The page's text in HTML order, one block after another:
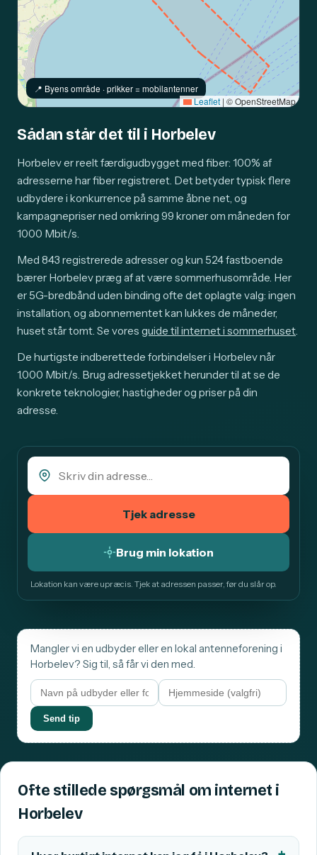
📍️ Byens område · prikker = mobilantenner
Leaflet | © OpenStreetMap
Sådan står det til i Horbelev
Horbelev er reelt færdigudbygget med fiber: 100% af
adresserne har fiber registreret. Det betyder typisk flere
udbydere i konkurrence på samme åbne net, og
kampagnepriser ned omkring 99 kroner om måneden for
1000 Mbit/s.
Med 843 registrerede adresser og kun 524 fastboende
bærer Horbelev præg af at være sommerhusområde. Her
er 5G-bredbånd uden binding ofte det oplagte valg: ingen
installation, og abonnementet kan lukkes de måneder,
huset står tomt. Se vores guide til internet i sommerhuset.
De hurtigste indberettede forbindelser i Horbelev når
1.000 Mbit/s. Brug adressetjekket herunder til at se de
konkrete teknologier, hastigheder og priser på din
adresse.
Tjek adresse
Brug min lokation
Lokation kan være upræcis. Tjek at adressen passer, før du slår op.
Mangler vi en udbyder eller en lokal antenneforening i
Horbelev? Sig til, så får vi den med.
Send tip
Ofte stillede spørgsmål om internet i
Horbelev